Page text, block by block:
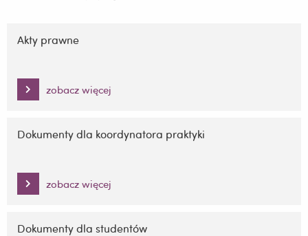
nawigację
treści
Akty prawne
zobacz więcej
Dokumenty dla koordynatora praktyki
zobacz więcej
Dokumenty dla studentów